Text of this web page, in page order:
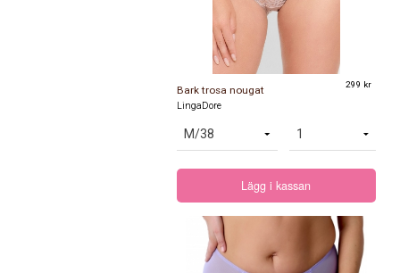
Bark trosa nougat 299 kr
LingaDore
Lägg i kassan